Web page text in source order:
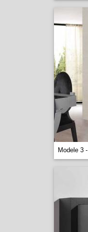
Modele 3 -